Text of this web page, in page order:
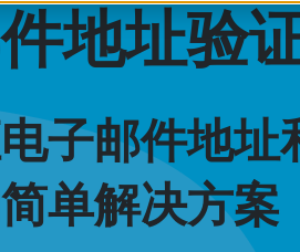
地址验
子邮件地
单解决方案